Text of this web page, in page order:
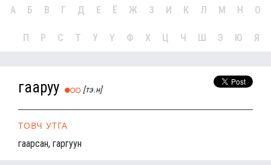
А Б В Г Д Е Ё Ж З И К Л М Н О
П Р С Т У Ү Ф Х Ц Ч Ш Э Ю Я
гааруу [тэ.н]
ТОВЧ УТГА
гаарсан, гаргуун